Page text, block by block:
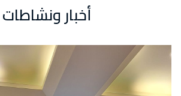
أخبار ونشاطات